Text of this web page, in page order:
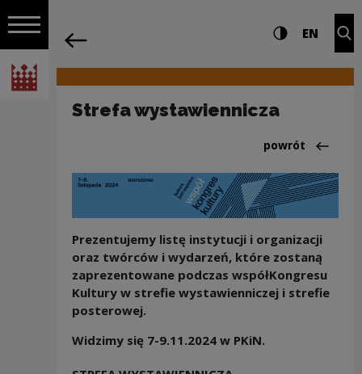
Włącz nawigację
Narodowe Centrum Kultury
Nawigacja Ustawienia i Wysoki
EN
Strefa wystawiennicza
Powrót
powrót
Prezentujemy listę instytucji i organizacji
oraz twórców i wydarzeń, które zostaną
zaprezentowane podczas współKongresu
Kultury w strefie wystawienniczej i strefie
posterowej.
Widzimy się 7-9.11.2024 w PKiN.